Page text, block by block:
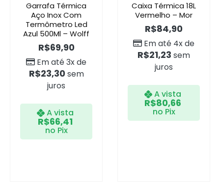
Garrafa Térmica
Aço Inox Com
Termômetro Led
Azul 500Ml – Wolff
R$69,90
Em até 3x de
R$23,30 sem
juros
A vista
R$66,41
no Pix
Caixa Térmica 18L
Vermelho – Mor
R$84,90
Em até 4x de
R$21,23 sem
juros
A vista
R$80,66
no Pix